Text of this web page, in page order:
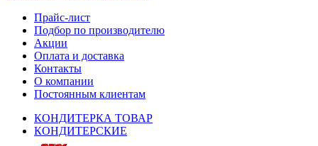
Прайс-лист
Подбор по производителю
Акции
Оплата и доставка
Контакты
О компании
Постоянным клиентам
КОНДИТЕРКА ТОВАР
КОНДИТЕРСКИЕ